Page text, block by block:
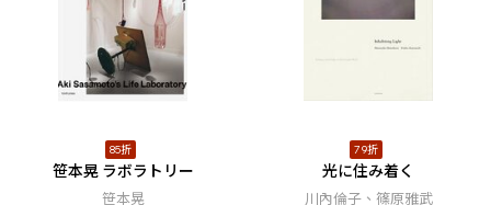
85折
笹本晃 ラボラトリー
笹本晃
79折
光に住み着く
川內倫子、篠原雅武